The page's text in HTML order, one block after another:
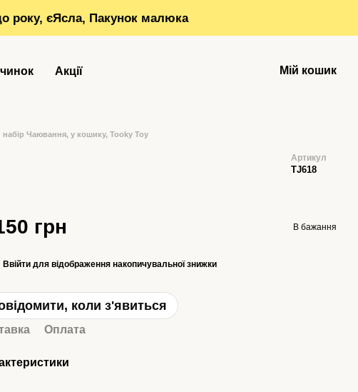
року, єЯсла, Пакунок малюка
Акції Мій кошик
набір Чаювання, у кошику, Tooky Toy
Артикул
TJ618
грн В бажання
Ввійти для відображення накопичувальної знижки
коли з'явиться
Оплата